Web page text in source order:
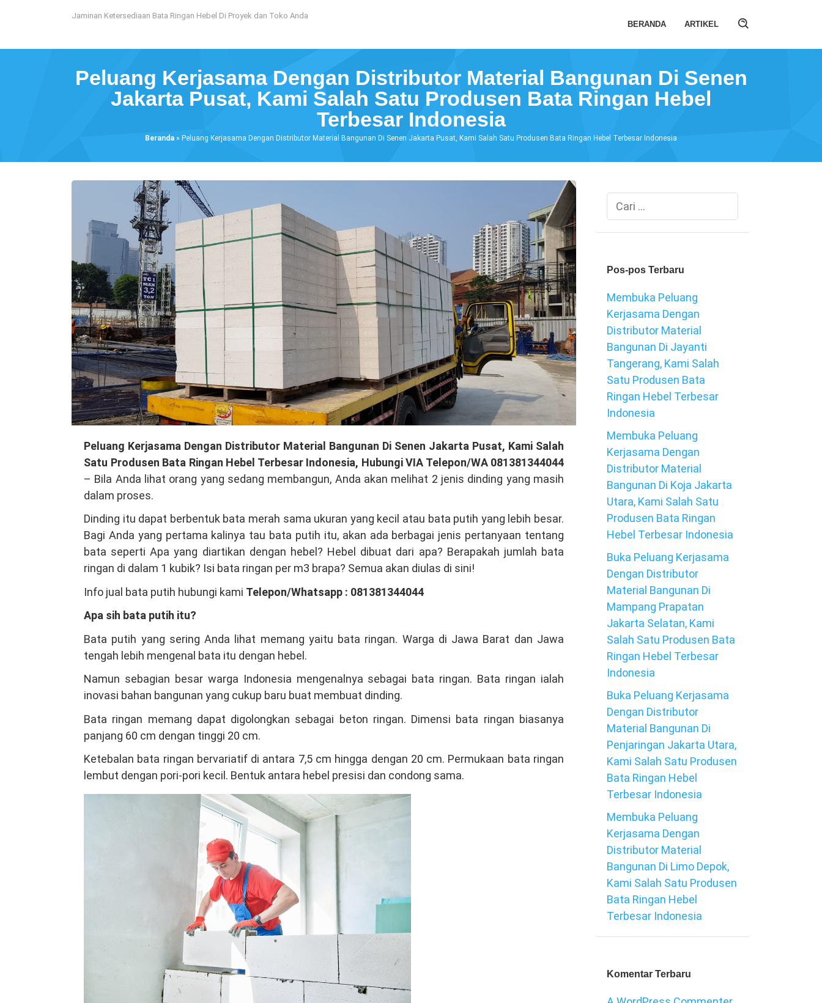
Jaminan Ketersediaan Bata Ringan Hebel Di Proyek dan Toko Anda
BERANDA
ARTIKEL
Peluang Kerjasama Dengan Distributor Material Bangunan Di Senen
Jakarta Pusat, Kami Salah Satu Produsen Bata Ringan Hebel
Terbesar Indonesia
Beranda » Peluang Kerjasama Dengan Distributor Material Bangunan Di Senen Jakarta Pusat, Kami Salah Satu Produsen Bata Ringan Hebel Terbesar Indonesia
Peluang
Kerjasama
Dengan
Distributor
Material
Bangunan
Di
Jakarta
Pusat,
Kami
Satu
Produsen
Bata
Ringan
Terbesar
Indonesia
Peluang Kerjasama Dengan Distributor Material Bangunan Di Senen Jakarta Pusat, Kami Salah
Satu Produsen Bata Ringan Hebel Terbesar Indonesia, Hubungi VIA Telepon/WA 081381344044
– Bila Anda lihat orang yang sedang membangun, Anda akan melihat 2 jenis dinding yang masih
dalam proses.
Dinding itu dapat berbentuk bata merah sama ukuran yang kecil atau bata putih yang lebih besar.
Bagi Anda yang pertama kalinya tau bata putih itu, akan ada berbagai jenis pertanyaan tentang
bata seperti Apa yang diartikan dengan hebel? Hebel dibuat dari apa? Berapakah jumlah bata
ringan di dalam 1 kubik? Isi bata ringan per m3 brapa? Semua akan diulas di sini!
Info jual bata putih hubungi kami Telepon/Whatsapp : 081381344044
Apa sih bata putih itu?
Bata putih yang sering Anda lihat memang yaitu bata ringan. Warga di Jawa Barat dan Jawa
tengah lebih mengenal bata itu dengan hebel.
Namun sebagian besar warga Indonesia mengenalnya sebagai bata ringan. Bata ringan ialah
inovasi bahan bangunan yang cukup baru buat membuat dinding.
Bata ringan memang dapat digolongkan sebagai beton ringan. Dimensi bata ringan biasanya
panjang 60 cm dengan tinggi 20 cm.
Ketebalan bata ringan bervariatif di antara 7,5 cm hingga dengan 20 cm. Permukaan bata ringan
lembut dengan pori-pori kecil. Bentuk antara hebel presisi dan condong sama.
Cari
untuk:
Pos-pos Terbaru
Membuka Peluang
Kerjasama Dengan
Distributor Material
Bangunan Di Jayanti
Tangerang, Kami Salah
Satu Produsen Bata
Ringan Hebel Terbesar
Indonesia
Membuka Peluang
Kerjasama Dengan
Distributor Material
Bangunan Di Koja Jakarta
Utara, Kami Salah Satu
Produsen Bata Ringan
Hebel Terbesar Indonesia
Buka Peluang Kerjasama
Dengan Distributor
Material Bangunan Di
Mampang Prapatan
Jakarta Selatan, Kami
Salah Satu Produsen Bata
Ringan Hebel Terbesar
Indonesia
Buka Peluang Kerjasama
Dengan Distributor
Material Bangunan Di
Penjaringan Jakarta Utara,
Kami Salah Satu Produsen
Bata Ringan Hebel
Terbesar Indonesia
Membuka Peluang
Kerjasama Dengan
Distributor Material
Bangunan Di Limo Depok,
Kami Salah Satu Produsen
Bata Ringan Hebel
Terbesar Indonesia
Komentar Terbaru